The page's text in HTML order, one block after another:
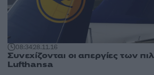
08:3428.11.16
Συνεχίζονται οι απεργίες των
Lufthansa